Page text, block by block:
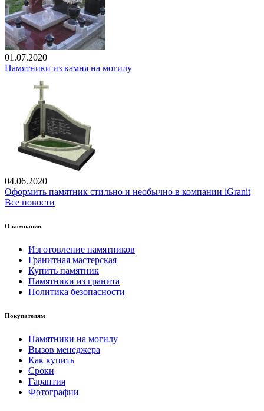
01.07.2020
Памятники из камня на могилу
04.06.2020
Оформить памятник стильно и необычно в компании iGranit
Все новости
О компании
Изготовление памятников
Гранитная мастерская
Купить памятник
Памятники из гранита
Политика безопасности
Покупателям
Памятники на могилу
Вызов менеджера
Как купить
Сроки
Гарантия
Фотографии